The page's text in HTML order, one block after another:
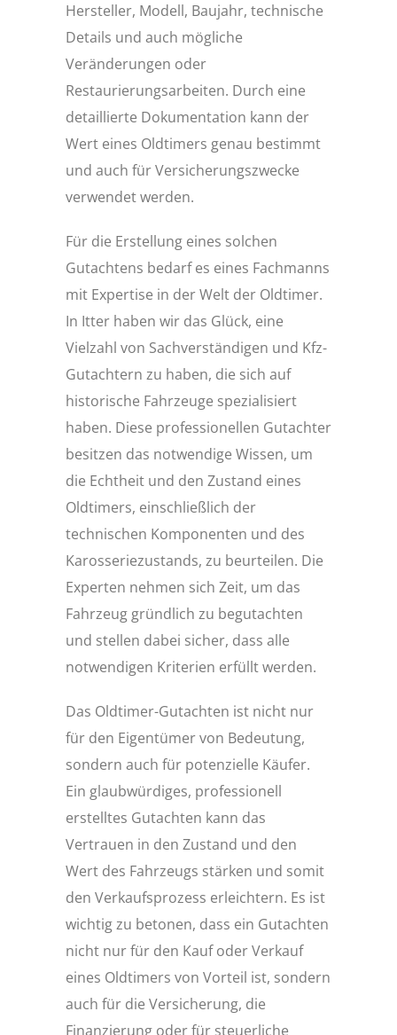
Hersteller, Modell, Baujahr, technische
Details und auch mögliche
Veränderungen oder
Restaurierungsarbeiten. Durch eine
detaillierte Dokumentation kann der
Wert eines Oldtimers genau bestimmt
und auch für Versicherungszwecke
verwendet werden.
Für die Erstellung eines solchen
Gutachtens bedarf es eines Fachmanns
mit Expertise in der Welt der Oldtimer.
In Itter haben wir das Glück, eine
Vielzahl von Sachverständigen und Kfz-
Gutachtern zu haben, die sich auf
historische Fahrzeuge spezialisiert
haben. Diese professionellen Gutachter
besitzen das notwendige Wissen, um
die Echtheit und den Zustand eines
Oldtimers, einschließlich der
technischen Komponenten und des
Karosseriezustands, zu beurteilen. Die
Experten nehmen sich Zeit, um das
Fahrzeug gründlich zu begutachten
und stellen dabei sicher, dass alle
notwendigen Kriterien erfüllt werden.
Das Oldtimer-Gutachten ist nicht nur
für den Eigentümer von Bedeutung,
sondern auch für potenzielle Käufer.
Ein glaubwürdiges, professionell
erstelltes Gutachten kann das
Vertrauen in den Zustand und den
Wert des Fahrzeugs stärken und somit
den Verkaufsprozess erleichtern. Es ist
wichtig zu betonen, dass ein Gutachten
nicht nur für den Kauf oder Verkauf
eines Oldtimers von Vorteil ist, sondern
auch für die Versicherung, die
Finanzierung oder für steuerliche